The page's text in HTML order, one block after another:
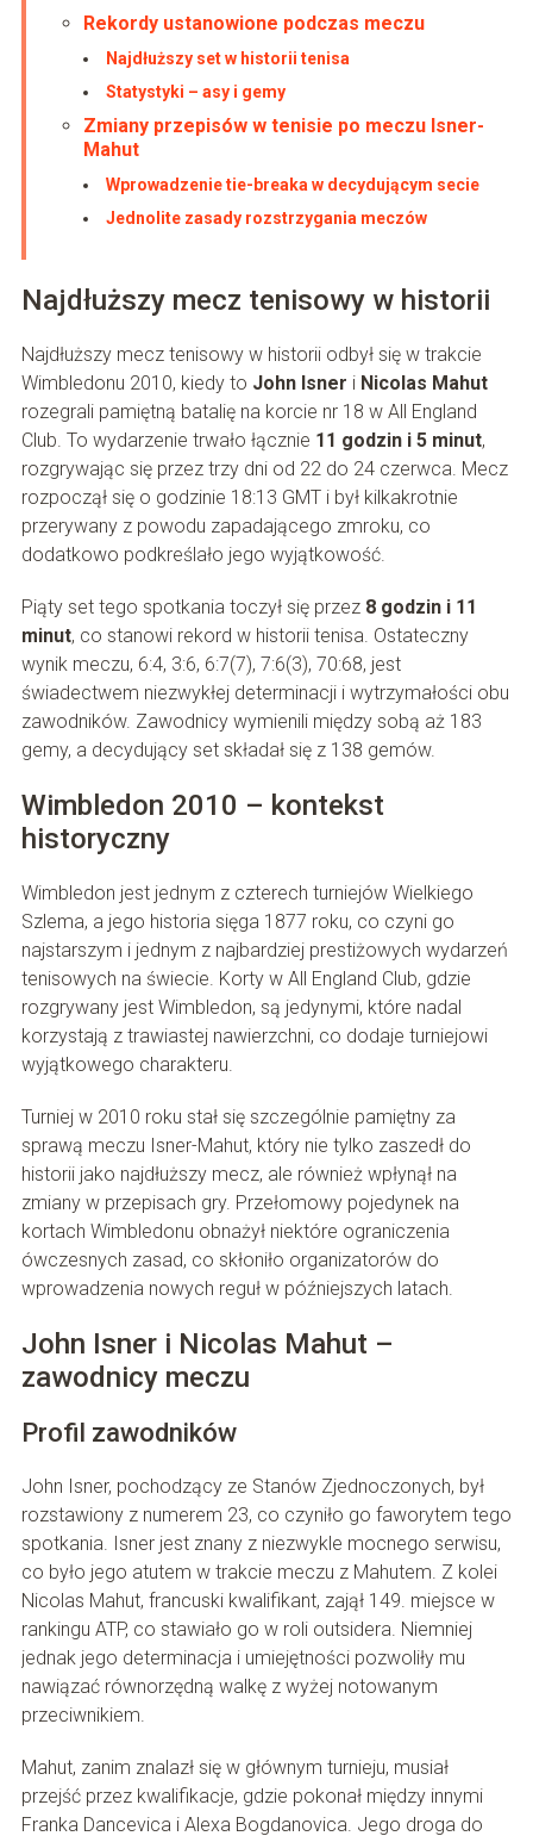
Rekordy ustanowione podczas meczu
Najdłuższy set w historii tenisa
Statystyki – asy i gemy
Zmiany przepisów w tenisie po meczu Isner-
Mahut
Wprowadzenie tie-breaka w decydującym secie
Jednolite zasady rozstrzygania meczów
Najdłuższy mecz tenisowy w historii
Najdłuższy mecz tenisowy w historii odbył się w trakcie
Wimbledonu 2010, kiedy to John Isner i Nicolas Mahut
rozegrali pamiętną batalię na korcie nr 18 w All England
Club. To wydarzenie trwało łącznie 11 godzin i 5 minut,
rozgrywając się przez trzy dni od 22 do 24 czerwca. Mecz
rozpoczął się o godzinie 18:13 GMT i był kilkakrotnie
przerywany z powodu zapadającego zmroku, co
dodatkowo podkreślało jego wyjątkowość.
Piąty set tego spotkania toczył się przez 8 godzin i 11
minut, co stanowi rekord w historii tenisa. Ostateczny
wynik meczu, 6:4, 3:6, 6:7(7), 7:6(3), 70:68, jest
świadectwem niezwykłej determinacji i wytrzymałości obu
zawodników. Zawodnicy wymienili między sobą aż 183
gemy, a decydujący set składał się z 138 gemów.
Wimbledon 2010 – kontekst
historyczny
Wimbledon jest jednym z czterech turniejów Wielkiego
Szlema, a jego historia sięga 1877 roku, co czyni go
najstarszym i jednym z najbardziej prestiżowych wydarzeń
tenisowych na świecie. Korty w All England Club, gdzie
rozgrywany jest Wimbledon, są jedynymi, które nadal
korzystają z trawiastej nawierzchni, co dodaje turniejowi
wyjątkowego charakteru.
Turniej w 2010 roku stał się szczególnie pamiętny za
sprawą meczu Isner-Mahut, który nie tylko zaszedł do
historii jako najdłuższy mecz, ale również wpłynął na
zmiany w przepisach gry. Przełomowy pojedynek na
kortach Wimbledonu obnażył niektóre ograniczenia
ówczesnych zasad, co skłoniło organizatorów do
wprowadzenia nowych reguł w późniejszych latach.
John Isner i Nicolas Mahut –
zawodnicy meczu
Profil zawodników
John Isner, pochodzący ze Stanów Zjednoczonych, był
rozstawiony z numerem 23, co czyniło go faworytem tego
spotkania. Isner jest znany z niezwykle mocnego serwisu,
co było jego atutem w trakcie meczu z Mahutem. Z kolei
Nicolas Mahut, francuski kwalifikant, zajął 149. miejsce w
rankingu ATP, co stawiało go w roli outsidera. Niemniej
jednak jego determinacja i umiejętności pozwoliły mu
nawiązać równorzędną walkę z wyżej notowanym
przeciwnikiem.
Mahut, zanim znalazł się w głównym turnieju, musiał
przejść przez kwalifikacje, gdzie pokonał między innymi
Franka Dancevica i Alexa Bogdanovica. Jego droga do